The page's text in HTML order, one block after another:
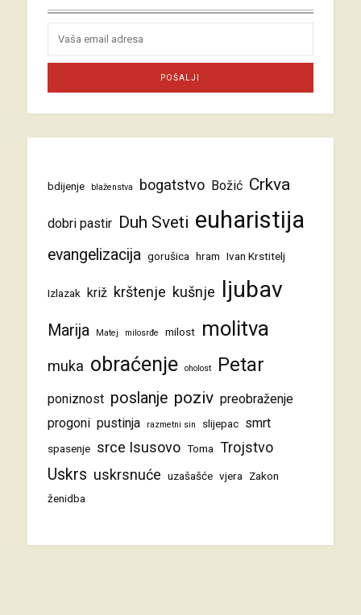
bdijenje blaženstva bogatstvo Božić Crkva
dobri pastir Duh Sveti euharistija
evangelizacija gorušica hram Ivan Krstitelj
Izlazak križ krštenje kušnje ljubav
Marija Matej milosrđe milost molitva
muka obraćenje oholost Petar
poniznost poslanje poziv preobraženje
progoni pustinja razmetni sin slijepac smrt
spasenje srce Isusovo Toma Trojstvo
Uskrs uskrsnuće uzašašće vjera
Zakon
ženidba